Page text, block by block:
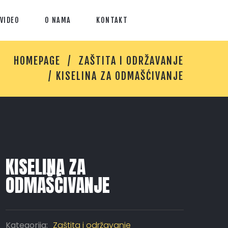
VIDEO O NAMA KONTAKT
HOMEPAGE
ZAŠTITA I ODRŽAVANJE
KISELINA ZA ODMAŠĆIVANJE
KISELINA ZA
ODMAŠĆIVANJE
Kategorija: Zaštita i održavanje